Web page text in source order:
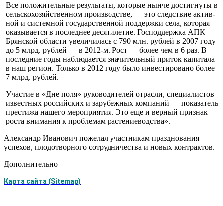
Все положительные результа­ты, которые нынче достигнуты в
сельскохозяйственном произ­водстве, — это следствие актив­
ной и системной государствен­ной поддержки села, которая
оказывается в последнее деся­тилетие. Господдержка АПК
Брянской области увеличилась с 790 млн. рублей в 2007 году
до 5 млрд. рублей — в 2012-м. Рост — более чем в 6 раз. В
последние годы наблюдается значительный приток капитала
в наш регион. Только в 2012 году было инвес­тировано более
7 млрд. рублей.
Участие в «Дне поля» руково­дителей отрасли, специалистов
известных российских и зару­бежных компаний — показатель
престижа нашего мероприятия. Это еще и верный признак
роста внимания к проблемам растение­водства».
Александр Иванович поже­лал участникам празднования
успехов, плодотворного сотруд­ничества и новых контрактов.
Дополнительно
Карта сайта (Sitemap)